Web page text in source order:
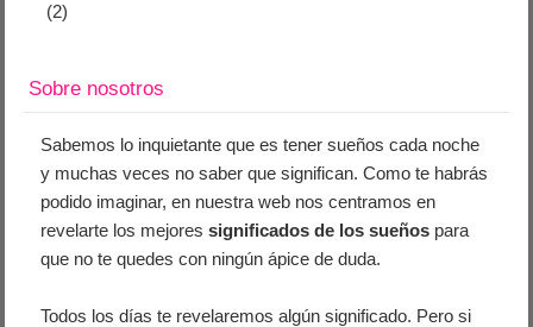
(2)
Sobre nosotros
Sabemos lo inquietante que es tener sueños cada noche
y muchas veces no saber que significan. Como te habrás
podido imaginar, en nuestra web nos centramos en
revelarte los mejoressignificados de los sueños para
que no te quedes con ningún ápice de duda.
Todos los días te revelaremos algún significado. Pero si